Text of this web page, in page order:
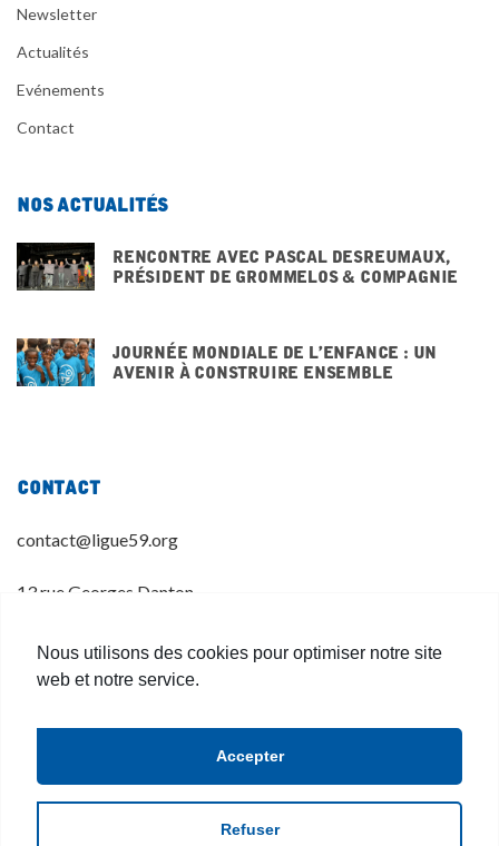
Nous utilisons des cookies pour optimiser notre site
web et notre service.
Accepter
Refuser
Newsletter
Actualités
Evénements
Contact
Nos actualités
Rencontre avec pascal desreumaux,
président de grommelos & compagnie
Journée mondiale de l’enfance : un
avenir à construire ensemble
Contact
contact@ligue59.org
13 rue Georges Danton
03 20 14 55 00